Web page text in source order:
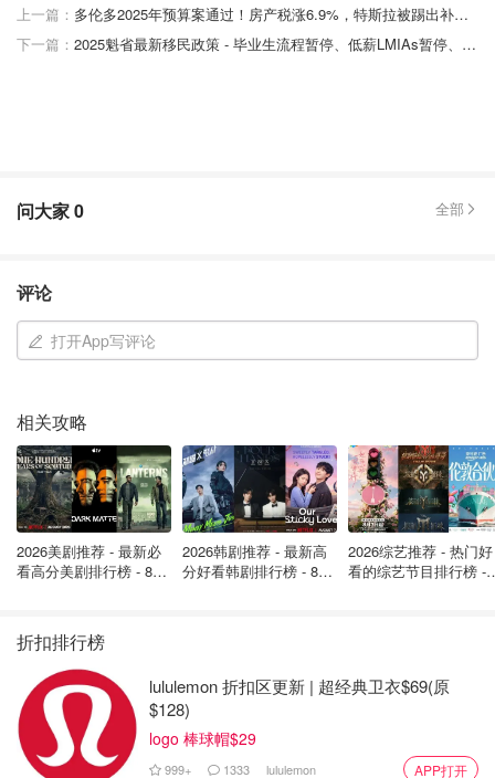
戴着蓝色医用口罩和黑色衣服
上一篇：
多伦多2025年预算案通过！房产税涨6.9%，特斯拉被踢出补贴计划！
下一篇：
2025魁省最新移民政策 - 毕业生流程暂停、低薪LMIAs暂停、技术工人选拔计划暂停等！
问大家0 全部
评论
打开App写评论
相关攻略
2026美剧推荐 - 最新必
看高分美剧排行榜 - 8月
2026韩剧推荐 - 最新高
分好看韩剧排行榜 - 8月
2026综艺推荐 - 热门好
看的综艺节目排行榜 -
折扣排行榜
lululemon 折扣区更新 | 超经典卫衣$69(原
$128)
logo 棒球帽$29
999+ 1333 lululemon APP打开